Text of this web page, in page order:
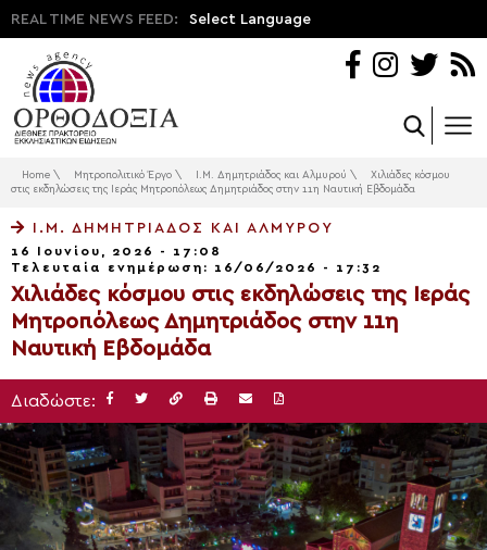
REAL TIME NEWS FEED: Select Language
Home \ Μητροπολιτικό Έργο \ Ι.Μ. Δημητριάδος και Αλμυρού \
Χιλιάδες κόσμου
στις εκδηλώσεις της Ιεράς Μητροπόλεως Δημητριάδος στην 11η Ναυτική Εβδομάδα
Ι.Μ. ΔΗΜΗΤΡΙΆΔΟΣ ΚΑΙ ΑΛΜΥΡΟΎ
16 Ιουνίου, 2026 - 17:08
Τελευταία ενημέρωση: 16/06/2026 - 17:32
Χιλιάδες κόσμου στις εκδηλώσεις της Ιεράς
Μητροπόλεως Δημητριάδος στην 11η
Ναυτική Εβδομάδα
Διαδώστε: